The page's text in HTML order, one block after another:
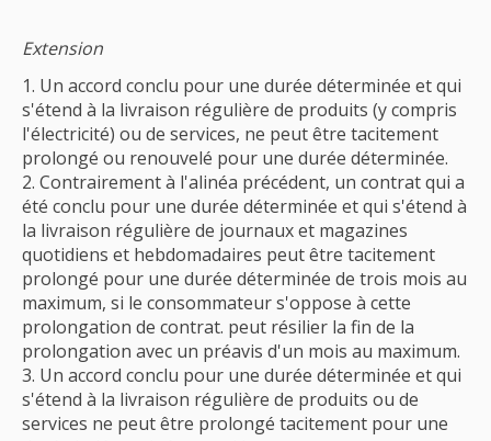
Extension
Un accord conclu pour une durée déterminée et qui
s'étend à la livraison régulière de produits (y compris
l'électricité) ou de services, ne peut être tacitement
prolongé ou renouvelé pour une durée déterminée.
Contrairement à l'alinéa précédent, un contrat qui a
été conclu pour une durée déterminée et qui s'étend à
la livraison régulière de journaux et magazines
quotidiens et hebdomadaires peut être tacitement
prolongé pour une durée déterminée de trois mois au
maximum, si le consommateur s'oppose à cette
prolongation de contrat. peut résilier la fin de la
prolongation avec un préavis d'un mois au maximum.
Un accord conclu pour une durée déterminée et qui
s'étend à la livraison régulière de produits ou de
services ne peut être prolongé tacitement pour une